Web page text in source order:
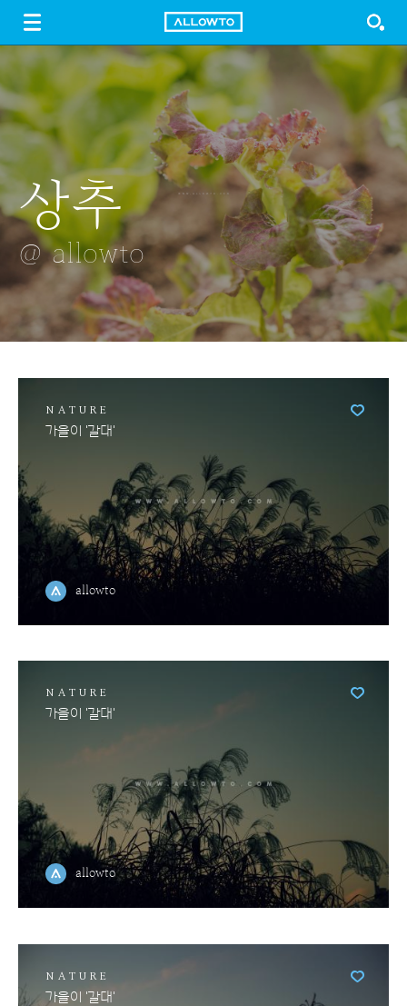
FREE DOWNLOAD GUIDE LOGIN SIGN UP
상추
@ allowto
쌀이 열린 벼
@ allowto
은행나무
@ allowto
경화역의 소녀
@ allowto
롯데타워불꽃축
@ allowto
NATURE
가을이 '갈대'
allowto
NATURE
가을이 '갈대'
allowto
NATURE
가을이 '갈대'